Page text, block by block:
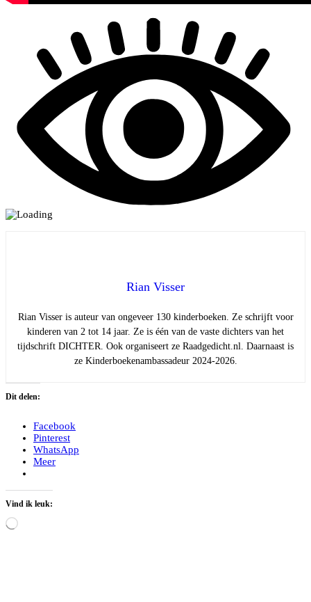
Rian Visser
Rian Visser is auteur van ongeveer 130 kinderboeken. Ze schrijft voor
kinderen van 2 tot 14 jaar. Ze is één van de vaste dichters van het
tijdschrift DICHTER. Ook organiseert ze Raadgedicht.nl. Daarnaast is
ze Kinderboekenambassadeur 2024-2026.
Dit delen:
Facebook
Pinterest
WhatsApp
Meer
Vind ik leuk:
Aan